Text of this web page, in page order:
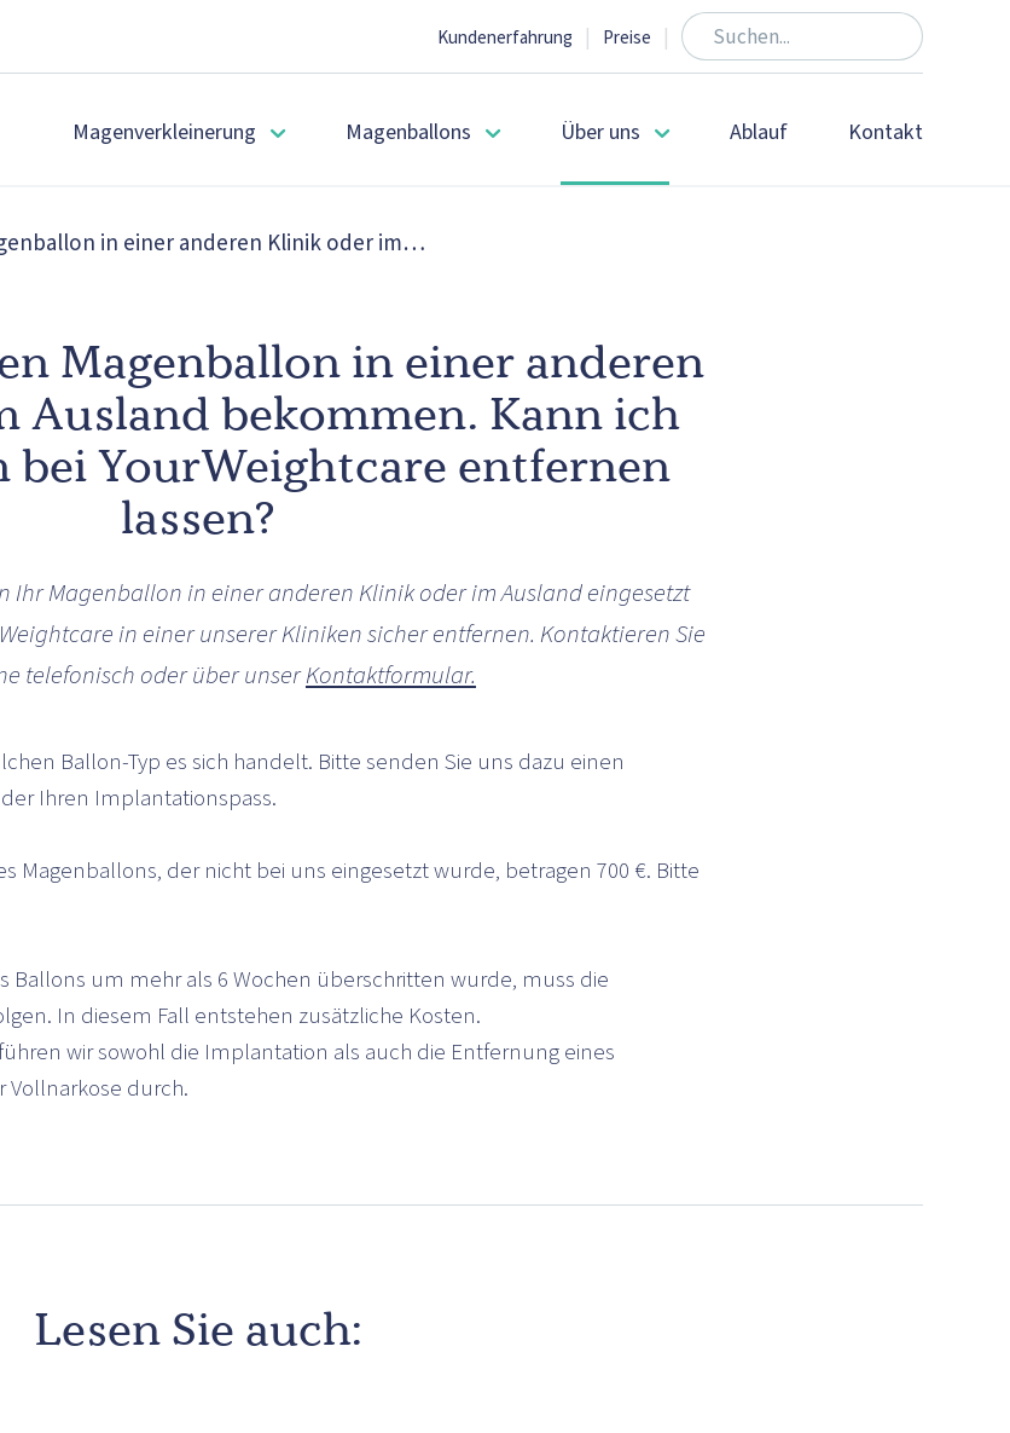
Kundenerfahrung | Preise |
Magenverkleinerung Magenballons Über uns Ablauf Kontakt
in einer anderen Klinik oder im…
Magenballon in einer anderen
Ausland bekommen. Kann ich
YourWeightcare entfernen
lassen?
Ihr Magenballon in einer anderen Klinik oder im Ausland eingesetzt
in einer unserer Kliniken sicher entfernen. Kontaktieren Sie
telefonisch oder über unserKontaktformular.
Ballon-Typ es sich handelt. Bitte senden Sie uns dazu einen
Ihren Implantationspass.
Magenballons, der nicht bei uns eingesetzt wurde, betragen 700 €. Bitte
Ballons um mehr als 6 Wochen überschritten wurde, muss die
In diesem Fall entstehen zusätzliche Kosten.
wir sowohl die Implantation als auch die Entfernung eines
durch.
Lesen Sie auch: